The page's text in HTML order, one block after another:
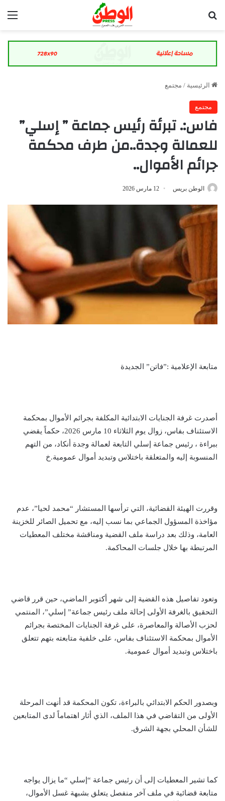
الرئيسية / مجتمع
مجتمع
فاس:. تبرئة رئيس جماعة ” إسلي”
للعمالة وجدة..من طرف محكمة
جرائم الأموال..
الوطن بريس 12 مارس 2026
متابعة الإعلامية :”فاتن” الجديدة
أصدرت غرفة الجنايات الابتدائية المكلفة بجرائم الأموال بمحكمة
الاستئناف بفاس، زوال يوم الثلاثاء 10 مارس 2026، حكماً يقضي
ببراءة ، رئيس جماعة إسلي التابعة لعمالة وجدة أنكاد، من التهم
المنسوبة إليه والمتعلقة باختلاس وتبديد أموال عمومية.خ
وقررت الهيئة القضائية، التي ترأسها المستشار “محمد لحيا”، عدم
مؤاخذة المسؤول الجماعي بما نسب إليه، مع تحميل الصائر للخزينة
العامة، وذلك بعد دراسة ملف القضية ومناقشة مختلف المعطيات
المرتبطة بها خلال جلسات المحاكمة.
وتعود تفاصيل هذه القضية إلى شهر أكتوبر الماضي، حين قرر قاضي
التحقيق بالغرفة الأولى إحالة ملف رئيس جماعة” إسلي”، المنتمي
لحزب الأصالة والمعاصرة، على غرفة الجنايات المختصة بجرائم
الأموال بمحكمة الاستئناف بفاس، على خلفية متابعته بتهم تتعلق
باختلاس وتبديد أموال عمومية.
وبصدور الحكم الابتدائي بالبراءة، تكون المحكمة قد أنهت المرحلة
الأولى من التقاضي في هذا الملف، الذي أثار اهتماماً لدى المتابعين
للشأن المحلي بجهة الشرق.
كما تشير المعطيات إلى أن رئيس جماعة “إسلي “ما يزال يواجه
متابعة قضائية في ملف آخر منفصل يتعلق بشبهة غسل الأموال،